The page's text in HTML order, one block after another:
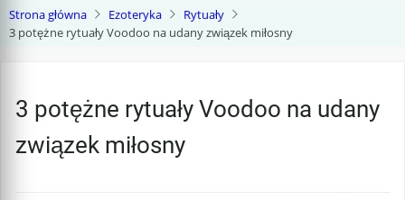
Strona główna Ezoteryka
Rytuały
3 potężne rytuały Voodoo na udany związek miłosny
3 potężne rytuały Voodoo na udany
związek miłosny